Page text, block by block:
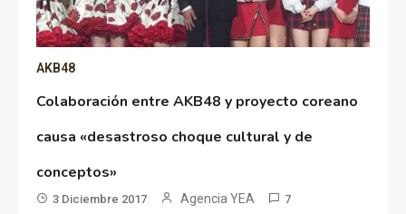
AKB48
Colaboración entre AKB48 y proyecto coreano
causa «desastroso choque cultural y de
conceptos»
3 Diciembre 2017 Agencia YEA 7